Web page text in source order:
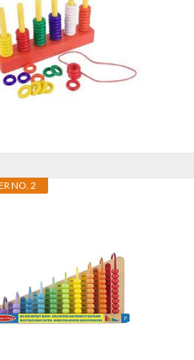
NO. 2